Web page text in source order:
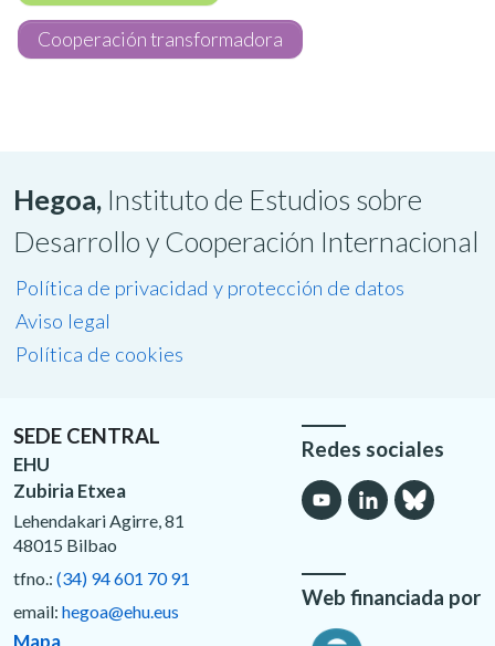
Cooperación transformadora
Hegoa, Instituto de Estudios sobre
Desarrollo y Cooperación Internacional
Política de privacidad y protección de datos
Aviso legal
Política de cookies
SEDE CENTRAL
EHU
Zubiria Etxea
Lehendakari Agirre, 81
48015 Bilbao
tfno.: (34) 94 601 70 91
email: hegoa@ehu.eus
Mapa
Redes sociales
Web financiada por